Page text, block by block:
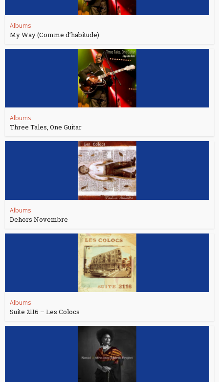
Albums
My Way (Comme d’habitude)
Albums
Three Tales, One Guitar
Albums
Dehors Novembre
Albums
Suite 2116 – Les Colocs